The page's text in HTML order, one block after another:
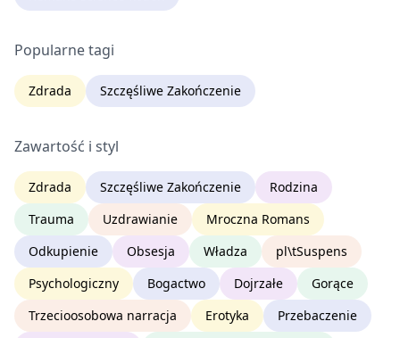
Popularne tagi
Zdrada Szczęśliwe Zakończenie
Zawartość i styl
Zdrada Szczęśliwe Zakończenie
Rodzina
Trauma
Uzdrawianie
Mroczna Romans
Odkupienie
Obsesja Władza
pl\tSuspens
Psychologiczny
Bogactwo Dojrzałe
Gorące
Trzecioosobowa narracja
Erotyka
Przebaczenie